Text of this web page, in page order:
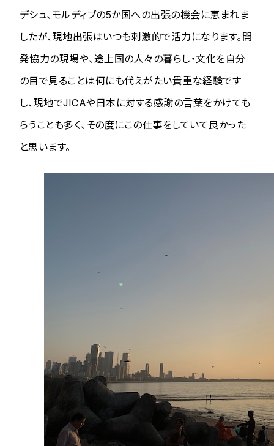
デシュ、モルディブの5か国への出張の機会に恵まれま
したが、現地出張はいつも刺激的で活力になります。開
発協力の現場や、途上国の人々の暮らし・文化を自分
の目で見ることは何にも代えがたい貴重な経験です
し、現地でJICAや日本に対する感謝の言葉をかけても
らうことも多く、その度にこの仕事をしていて良かった
と思います。